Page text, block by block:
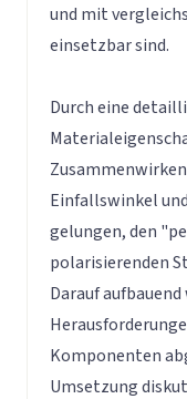
und mit
einsetzbar sind.
Durch eine
Einfallswinkel
gelungen, den
polarisierenden
Darauf
Komponenten
Umsetzung